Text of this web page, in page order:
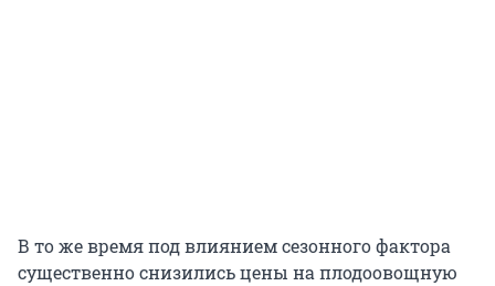
В то же время под влиянием сезонного фактора
существенно снизились цены на плодоовощную